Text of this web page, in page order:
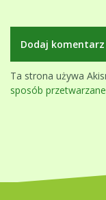
Ta strona używa
sposób